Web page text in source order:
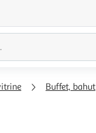
Buffet, bahut